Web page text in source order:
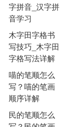
字拼音_汉字拼
音学习
木字田字格书
写技巧_木字田
字格写法详解
喵的笔顺怎么
写？喵的笔画
顺序详解
民的笔顺怎么